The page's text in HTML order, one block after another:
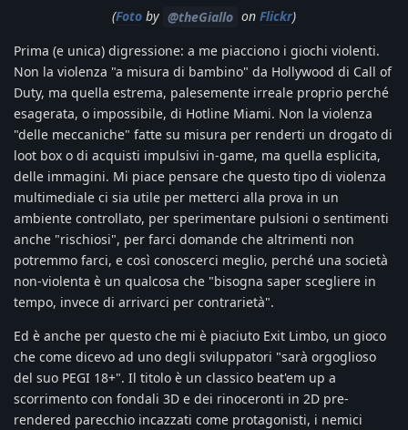
(Foto by @theGiallo on Flickr)
Prima (e unica) digressione: a me piacciono i giochi violenti.
Non la violenza "a misura di bambino" da Hollywood di Call of
Duty, ma quella estrema, palesemente irreale proprio perché
esagerata, o impossibile, di Hotline Miami. Non la violenza
"delle meccaniche" fatte su misura per renderti un drogato di
loot box o di acquisti impulsivi in-game, ma quella esplicita,
delle immagini. Mi piace pensare che questo tipo di violenza
multimediale ci sia utile per metterci alla prova in un
ambiente controllato, per sperimentare pulsioni o sentimenti
anche "rischiosi", per farci domande che altrimenti non
potremmo farci, e così conoscerci meglio, perché una società
non-violenta è un qualcosa che "bisogna saper scegliere in
tempo, invece di arrivarci per contrarietà".
Ed è anche per questo che mi è piaciuto Exit Limbo, un gioco
che come dicevo ad uno degli sviluppatori "sarà orgoglioso
del suo PEGI 18+". Il titolo è un classico beat'em up a
scorrimento con fondali 3D e dei rinoceronti in 2D pre-
rendered parecchio incazzati come protagonisti, i nemici